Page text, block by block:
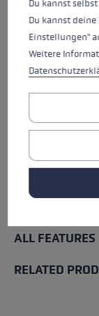
Grip - Strap/
ALL FEATURES
RELATED
Du kannst
Du kannst
Einstellungen"
Weitere